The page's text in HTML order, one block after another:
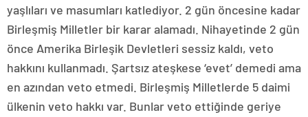
yaşlıları ve masumları katlediyor. 2 gün öncesine kadar
Birleşmiş Milletler bir karar alamadı. Nihayetinde 2 gün
önce Amerika Birleşik Devletleri sessiz kaldı, veto
hakkını kullanmadı. Şartsız ateşkese ‘evet’ demedi ama
en azından veto etmedi. Birleşmiş Milletlerde 5 daimi
ülkenin veto hakkı var. Bunlar veto ettiğinde geriye